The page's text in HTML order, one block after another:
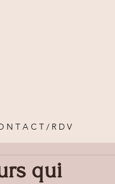
N T A C T / R D V
qui